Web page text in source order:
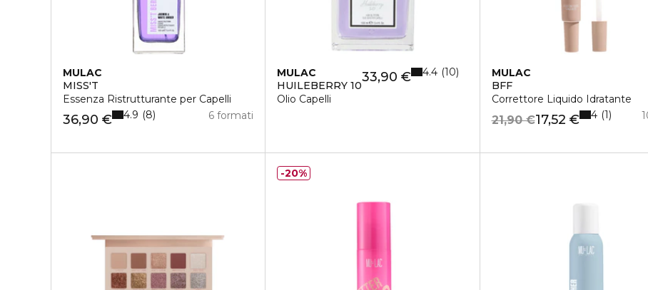
MULAC
MISS'T
Essenza Ristrutturante per Capelli
36,90 € 6 formati
4.9 8
MULAC
HUILEBERRY 10
Olio Capelli
33,90 € 4.4 10
MULAC
BFF
Correttore Liquido Idratante
17,52 €
21,90 € 4 1
20%